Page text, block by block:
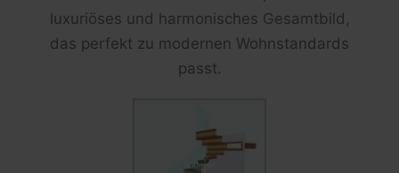
luxuriöses und harmonisches Gesamtbild,
das perfekt zu modernen Wohnstandards
passt.